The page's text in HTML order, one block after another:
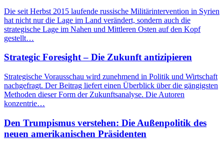
Die seit Herbst 2015 laufende russische Militärintervention in Syrien
hat nicht nur die Lage im Land verändert, sondern auch die
strategische Lage im Nahen und Mittleren Osten auf den Kopf
gestellt…
Strategic Foresight – Die Zukunft antizipieren
Strategische Vorausschau wird zunehmend in Politik und Wirtschaft
nachgefragt. Der Beitrag liefert einen Überblick über die gängigsten
Methoden dieser Form der Zukunftsanalyse. Die Autoren
konzentrie…
Den Trumpismus verstehen: Die Außenpolitik des
neuen amerikanischen Präsidenten